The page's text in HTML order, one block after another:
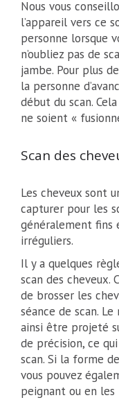
Nous vous
l’appareil vers ce
personne lorsque
n’oubliez pas de
jambe. Pour plus
la personne
début du scan.
ne soient «
Scan des
Les cheveux sont
capturer pour les
généralement fins
irréguliers.
Il y a quelques
scan des cheveux.
de brosser les
séance de scan.
ainsi être projeté
de précision, ce
scan. Si la forme
vous pouvez
peignant ou en les